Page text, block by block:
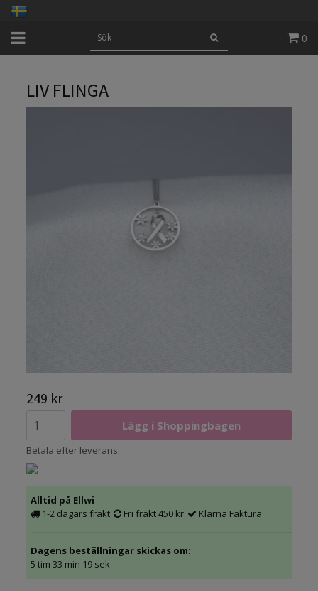
0
LIV FLINGA
249 kr
Betala efter leverans.
Alltid på Ellwi
1-2 dagars frakt
Fri frakt 450 kr Klarna Faktura
Dagens beställningar skickas om:
5 tim 33 min 19 sek